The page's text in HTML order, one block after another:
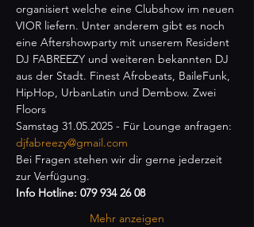
organisiert welche eine Clubshow im neuen
VIOR liefern. Unter anderem gibt es noch
eine Aftershowparty mit unserem Resident
DJ FABREEZY und weiteren bekannten DJ
aus der Stadt. Finest Afrobeats, BaileFunk,
HipHop, UrbanLatin und Dembow. Zwei
Floors
Samstag 31.05.2025 - Für Lounge anfragen:
djfabreezy@gmail.com
​​​​​​Bei Fragen stehen wir dir gerne jederzeit
zur Verfügung.
Info Hotline: 079 934 26 08
Mehr anzeigen